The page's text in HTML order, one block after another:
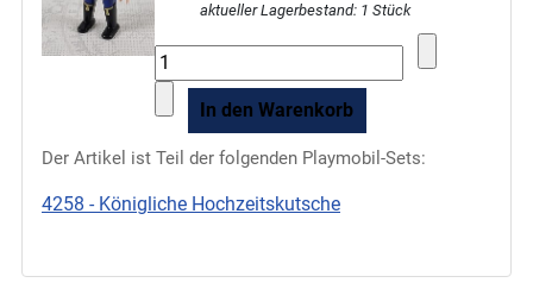
aktueller Lagerbestand: 1 Stück
Der Artikel ist Teil der folgenden Playmobil-Sets:
4258 - Königliche Hochzeitskutsche